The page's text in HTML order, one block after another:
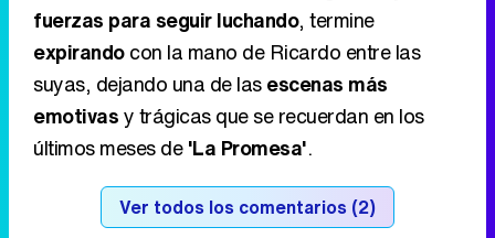
fuerzas para seguir luchando, termine
expirandocon la mano de Ricardo entre las
suyas, dejando una de lasescenas más
emotivasy trágicas que se recuerdan en los
últimos meses de'La Promesa'.
Ver todos los comentarios (2)